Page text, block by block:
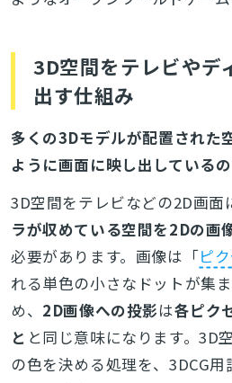
3D空間をテレビやデ
出す仕組み
多くの3Dモデルが配置された
ように画面に映し出している
3D空間をテレビなどの2D画面
ラが収めている空間を2Dの画
必要があります。画像は「ピ
れる単色の小さなドットが集
め、 2D画像への投影は各ピク
と と同じ意味になります。3D
の色を決める処理を、3DCG用